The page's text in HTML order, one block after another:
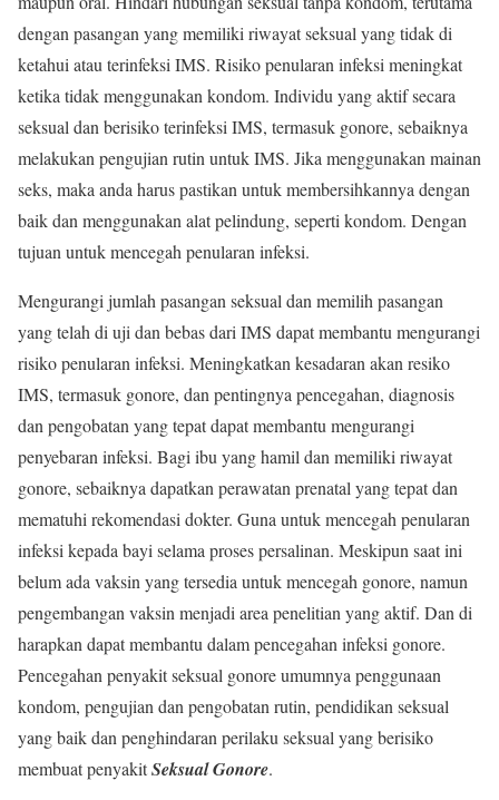
dengan pasangan yang memiliki riwayat seksual yang tidak di
ketahui atau terinfeksi IMS. Risiko penularan infeksi meningkat
ketika tidak menggunakan kondom. Individu yang aktif secara
seksual dan berisiko terinfeksi IMS, termasuk gonore, sebaiknya
melakukan pengujian rutin untuk IMS. Jika menggunakan mainan
seks, maka anda harus pastikan untuk membersihkannya dengan
baik dan menggunakan alat pelindung, seperti kondom. Dengan
tujuan untuk mencegah penularan infeksi.
Mengurangi jumlah pasangan seksual dan memilih pasangan
yang telah di uji dan bebas dari IMS dapat membantu mengurangi
risiko penularan infeksi. Meningkatkan kesadaran akan resiko
IMS, termasuk gonore, dan pentingnya pencegahan, diagnosis
dan pengobatan yang tepat dapat membantu mengurangi
penyebaran infeksi. Bagi ibu yang hamil dan memiliki riwayat
gonore, sebaiknya dapatkan perawatan prenatal yang tepat dan
mematuhi rekomendasi dokter. Guna untuk mencegah penularan
infeksi kepada bayi selama proses persalinan. Meskipun saat ini
belum ada vaksin yang tersedia untuk mencegah gonore, namun
pengembangan vaksin menjadi area penelitian yang aktif. Dan di
harapkan dapat membantu dalam pencegahan infeksi gonore.
Pencegahan penyakit seksual gonore umumnya penggunaan
kondom, pengujian dan pengobatan rutin, pendidikan seksual
yang baik dan penghindaran perilaku seksual yang berisiko
membuat penyakitSeksual Gonore.